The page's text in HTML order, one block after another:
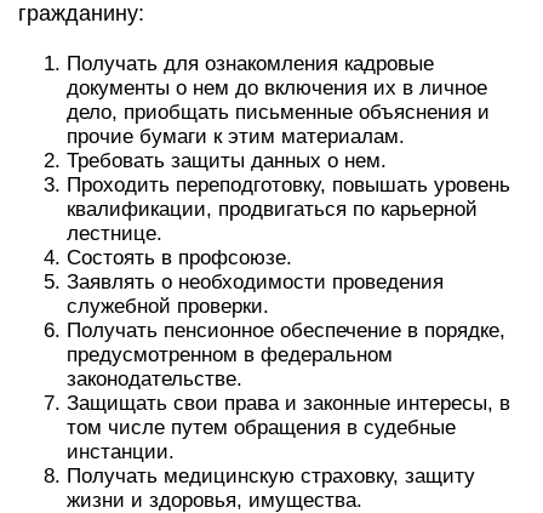
гражданину:
Получать для ознакомления кадровые
документы о нем до включения их в личное
дело, приобщать письменные объяснения и
прочие бумаги к этим материалам.
Требовать защиты данных о нем.
Проходить переподготовку, повышать уровень
квалификации, продвигаться по карьерной
лестнице.
Состоять в профсоюзе.
Заявлять о необходимости проведения
служебной проверки.
Получать пенсионное обеспечение в порядке,
предусмотренном в федеральном
законодательстве.
Защищать свои права и законные интересы, в
том числе путем обращения в судебные
инстанции.
Получать медицинскую страховку, защиту
жизни и здоровья, имущества.